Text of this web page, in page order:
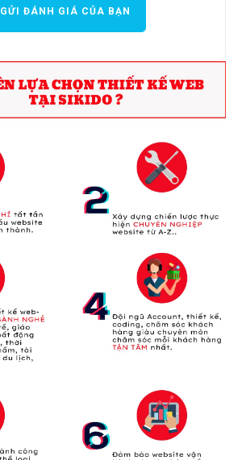
GỬI ĐÁNH GIÁ CỦA BẠN